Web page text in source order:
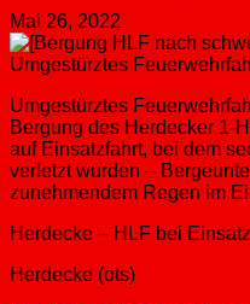
Mai 26, 2022
Umgestürztes
Bergung des Herdecker 1-
auf Einsatzfahrt, bei dem
verletzt wurden –
zunehmendem Regen im
Herdecke – HLF bei
Herdecke (ots)